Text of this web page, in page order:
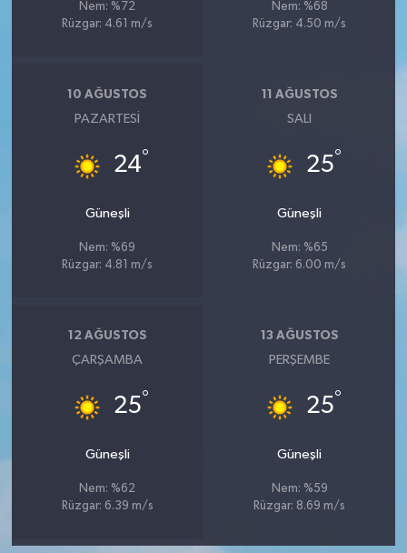
Nem: %72
Rüzgar: 4.61 m/s
Nem: %68
Rüzgar: 4.50 m/s
10 AĞUSTOS
PAZARTESI
24°
Güneşli
Nem: %69
Rüzgar: 4.81 m/s
11 AĞUSTOS
SALI
25°
Güneşli
Nem: %65
Rüzgar: 6.00 m/s
12 AĞUSTOS
ÇARŞAMBA
25°
Güneşli
Nem: %62
Rüzgar: 6.39 m/s
13 AĞUSTOS
PERŞEMBE
25°
Güneşli
Nem: %59
Rüzgar: 8.69 m/s
KİTAP
MİZAH
Genel
YEREL